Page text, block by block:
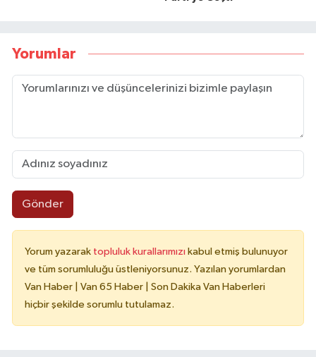
Yorumlar
Gönder
Yorum yazarak topluluk kurallarımızı kabul etmiş bulunuyor
ve tüm sorumluluğu üstleniyorsunuz. Yazılan yorumlardan
Van Haber | Van 65 Haber | Son Dakika Van Haberleri
hiçbir şekilde sorumlu tutulamaz.